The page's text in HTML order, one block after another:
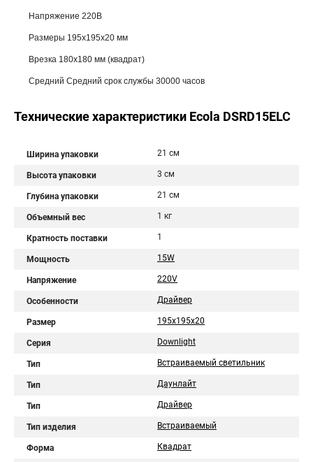
Напряжение 220В
Размеры 195x195x20 мм
Врезка 180х180 мм (квадрат)
Средний Средний срок службы 30000 часов
Технические характеристики Ecola DSRD15ELC
Ширина упаковки 21 см
Высота упаковки 3 см
Глубина упаковки 21 см
Объемный вес 1 кг
Кратность поставки 1
Мощность 15W
Напряжение 220V
Особенности Драйвер
Размер 195x195x20
Серия Downlight
Тип Встраиваемый светильник
Тип Даунлайт
Тип Драйвер
Тип изделия Встраиваемый
Форма Квадрат